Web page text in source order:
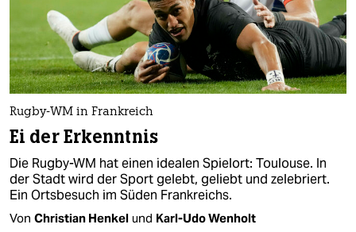
Rugby-WM in Frankreich
Ei der Erkenntnis
Die Rugby-WM hat einen idealen Spielort: Toulouse. In
der Stadt wird der Sport gelebt, geliebt und zelebriert.
Ein Ortsbesuch im Süden Frankreichs.
Von Christian Henkel und Karl-Udo Wenholt